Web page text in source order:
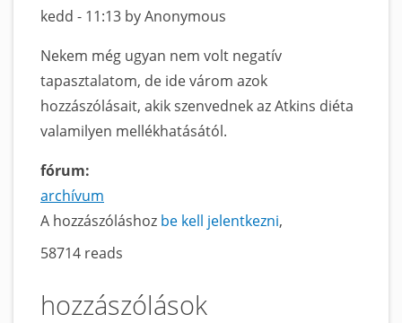
kedd - 11:13 by Anonymous
Nekem még ugyan nem volt negatív
tapasztalatom, de ide várom azok
hozzászólásait, akik szenvednek az Atkins diéta
valamilyen mellékhatásától.
fórum:
archívum
A hozzászóláshoz be kell jelentkezni
58714 reads
hozzászólások